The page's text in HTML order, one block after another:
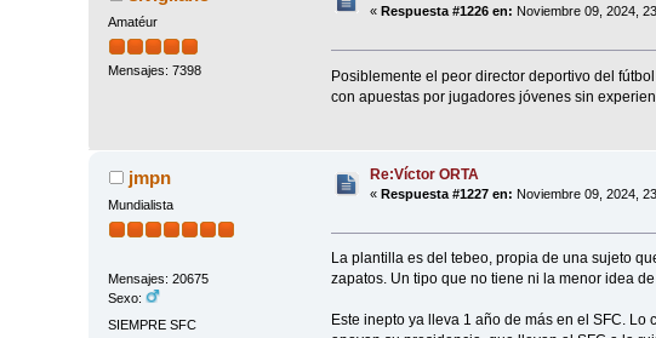
Amatéur
Mensajes: 7398
«Respuesta #1226 en: Noviembre 09, 2024,
Posiblemente el peor director deportivo del
con apuestas por jugadores jóvenes sin
jmpn
Mundialista
Mensajes: 20675
Sexo:
SIEMPRE SFC
Re:Víctor ORTA
«Respuesta #1227 en: Noviembre 09, 2024,
La plantilla es del tebeo, propia de una sujeto
zapatos. Un tipo que no tiene ni la menor idea
Este inepto ya lleva 1 año de más en el SFC.